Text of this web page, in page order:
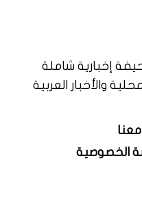
إخبارية شاملة
والأخبار العربية
الخصوصية